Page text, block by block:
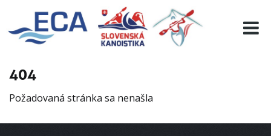
404
Požadovaná stránka sa nenašla
EURO 19
INFO
RESULTS